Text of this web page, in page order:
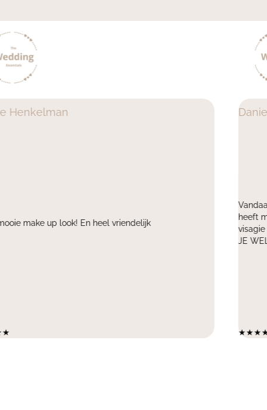
Daniella de Bie
Vandaag een super fijne samenwerking gehad met Eline.
heeft mij uit de brand geholpen en voor een fotoshoot de
visagie verzorgt voor mijn klant. Ontzettend blij mee !